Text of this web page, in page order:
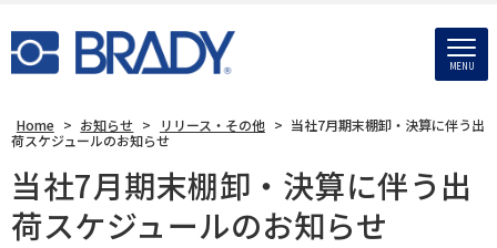
MENU
Home > お知らせ > リリース・その他 > 当社7月期末棚卸・決算に伴う出
荷スケジュールのお知らせ
当社7月期末棚卸・決算に伴う出
荷スケジュールのお知らせ